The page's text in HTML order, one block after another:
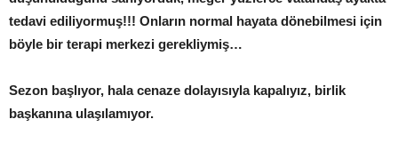
tedavi ediliyormuş!!! Onların normal hayata dönebilmesi için
böyle bir terapi merkezi gerekliymiş…
Sezon başlıyor, hala cenaze dolayısıyla kapalıyız, birlik
başkanına ulaşılamıyor.